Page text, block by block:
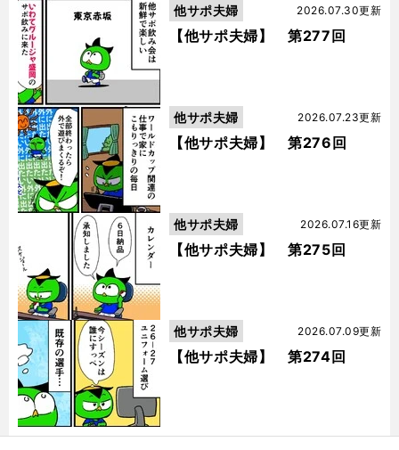
【他サポ夫婦】 第277回
2026.07.30更新
他サポ夫婦
【他サポ夫婦】 第276回
2026.07.23更新
他サポ夫婦
【他サポ夫婦】 第275回
2026.07.16更新
他サポ夫婦
【他サポ夫婦】 第274回
2026.07.09更新
他サポ夫婦